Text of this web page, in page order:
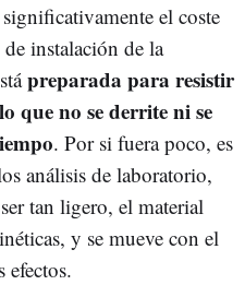
el coste
instalación de la
preparada para resistir
que no se derrite ni se
. Por si fuera poco, es
análisis de laboratorio,
tan ligero, el material
y se mueve con el